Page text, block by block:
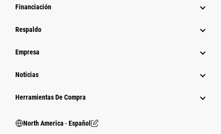
Financiación
Respaldo
Empresa
Noticias
Herramientas De Compra
North America ‧ Español